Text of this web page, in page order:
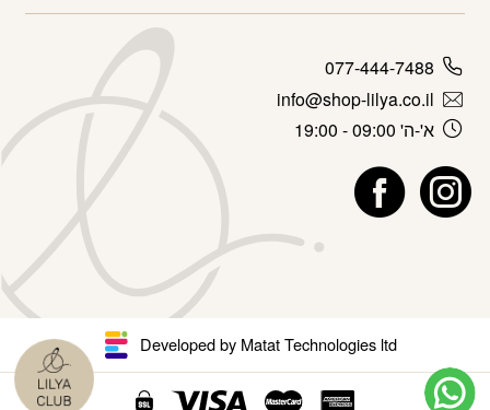
077-444-7488
info@shop-lilya.co.il
א'-ה' 09:00 - 19:00
Developed by Matat Technologies ltd